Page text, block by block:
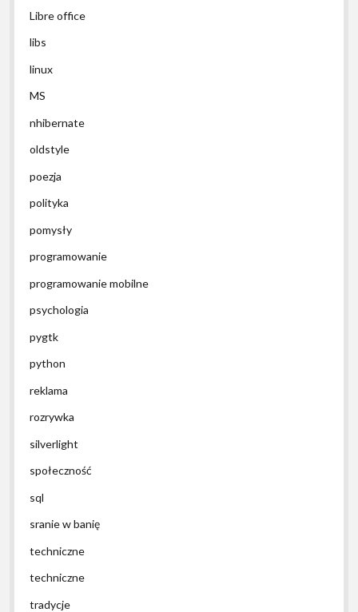
Libre office
libs
linux
MS
nhibernate
oldstyle
poezja
polityka
pomysły
programowanie
programowanie mobilne
psychologia
pygtk
python
reklama
rozrywka
silverlight
społeczność
sql
sranie w banię
techniczne
techniczne
tradycje